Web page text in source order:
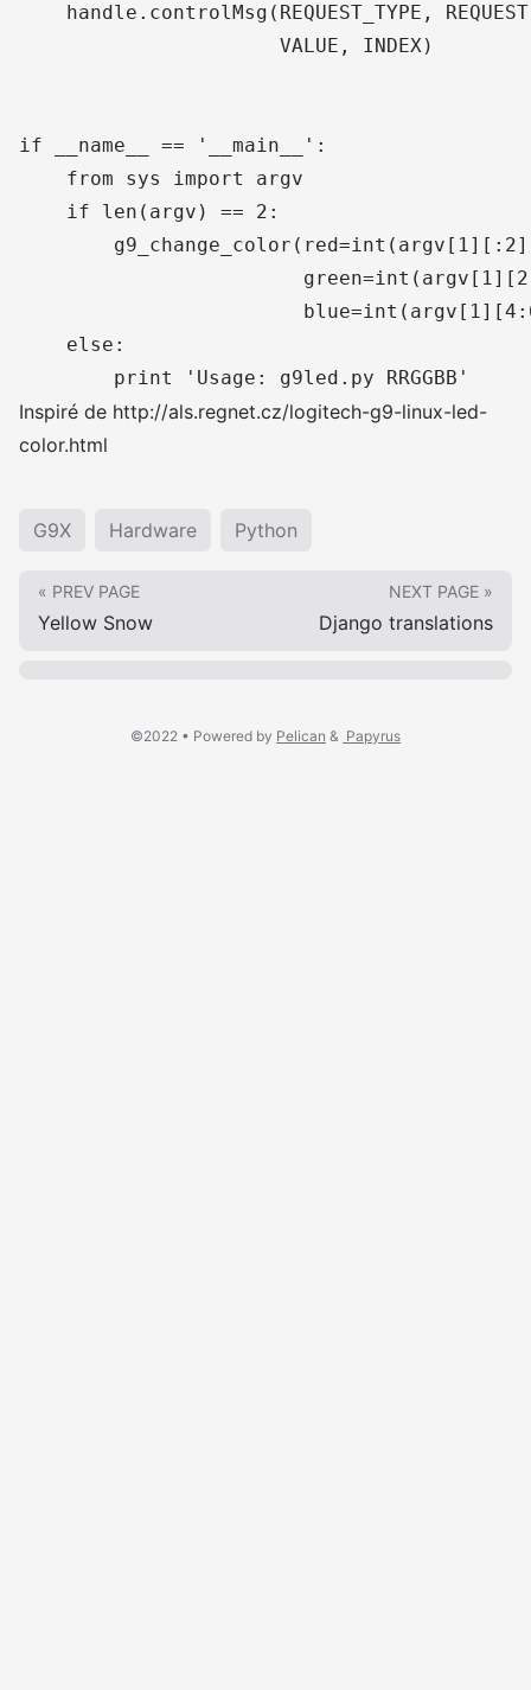
handle.controlMsg(REQUEST_TYPE,
                      VALUE, INDEX)
if __name__ == '__main__':
    from sys import argv
    if len(argv) == 2:
    else:
Inspiré de http://als.regnet.cz/logitech-g9-linux-led-
color.html
G9X Hardware Python
« PREV PAGE
Yellow Snow
NEXT PAGE »
Django translations
©2022 • Powered by Pelican & Papyrus